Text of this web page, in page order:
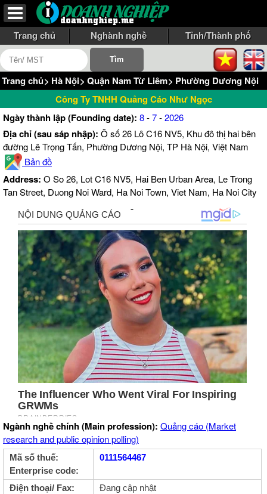
Trang chủ Nghành nghề Tỉnh/Thành phố
Trang chủ> Hà Nội> Quận Nam Từ Liêm> Phường Dương Nội
Công Ty TNHH Quảng Cáo Như Ngọc
Ngày thành lập (Founding date): 8-7-2026
Địa chỉ (sau sáp nhập): Ô số 26 Lô C16 NV5, Khu đô thị hai bên
đường Lê Trọng Tấn, Phường Dương Nội, TP Hà Nội, Việt Nam
Bản đồ
Address: O So 26, Lot C16 NV5, Hai Ben Urban Area, Le Trong
Tan Street, Duong Noi Ward, Ha Noi Town, Viet Nam, Ha Noi City
Ngành nghề chính (Main profession): Quảng cáo (Market
research and public opinion polling)
Mã số thuế:
Enterprise code:
0111564467
Điện thoại/ Fax:
Đang cập nhật